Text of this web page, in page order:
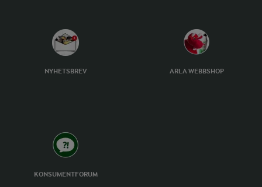
NYHETSBREV ARLA WEBBSHOP
KONSUMENTFORUM